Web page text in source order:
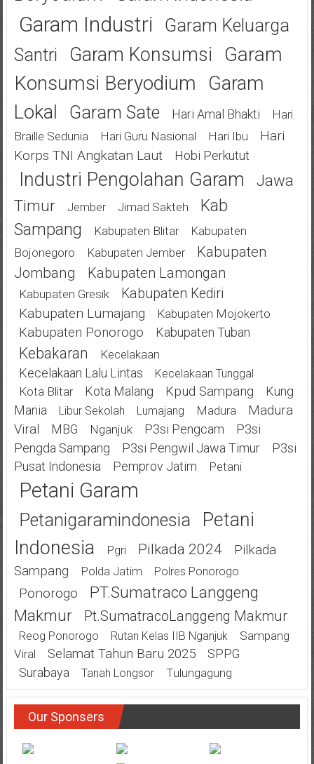
Garam Industri
Garam Keluarga
Santri
Garam Konsumsi
Garam
Konsumsi Beryodium
Garam
Lokal
Garam Sate Hari Amal Bhakti
Hari
Braille Sedunia
Hari Guru Nasional Hari Ibu
Hari
Korps TNI Angkatan Laut
Hobi Perkutut
Industri Pengolahan Garam
Jawa
Timur
Jember Jimad Sakteh
Kab
Sampang
Kabupaten Blitar
Kabupaten
Bojonegoro
Kabupaten Jember
Kabupaten
Jombang
Kabupaten Lamongan
Kabupaten Gresik
Kabupaten Kediri
Kabupaten Lumajang
Kabupaten Mojokerto
Kabupaten Ponorogo Kabupaten Tuban
Kebakaran Kecelakaan
Kecelakaan Lalu Lintas Kecelakaan Tunggal
Kota Blitar Kota Malang Kpud Sampang
Kung
Mania
Libur Sekolah Lumajang Madura
Madura
Viral
MBG Nganjuk P3si Pengcam
P3si
Pengda Sampang
P3si Pengwil Jawa Timur
P3si
Pusat Indonesia
Pemprov Jatim Petani
Petani Garam
Petanigaramindonesia
Petani
Indonesia
Pgri Pilkada 2024
Pilkada
Sampang
Polda Jatim Polres Ponorogo
Ponorogo
PT.Sumatraco Langgeng
Makmur
Pt.SumatracoLanggeng Makmur
Reog Ponorogo Rutan Kelas IIB Nganjuk
Sampang
Viral
Selamat Tahun Baru 2025
SPPG
Surabaya
Tanah Longsor Tulungagung
Our Sponsers